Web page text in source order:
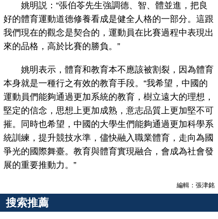
姚明説：“張伯苓先生強調德、智、體並進，把良
好的體育運動道德修養看成是健全人格的一部分。這跟
我們現在的觀念是契合的，運動員在比賽過程中表現出
來的品格，高於比賽的勝負。”
姚明表示，體育和教育本不應該被割裂，因為體育
本身就是一種行之有效的教育手段。“我希望，中國的
運動員們能夠通過更加系統的教育，樹立遠大的理想，
堅定的信念，思想上更加成熟，意志品質上更加堅不可
摧。同時也希望，中國的大學生們能夠通過更加科學系
統訓練，提升競技水準，儘快融入職業體育，走向為國
爭光的國際舞臺。教育與體育實現融合，會成為社會發
展的重要推動力。”
編輯：張津銘
搜索推薦